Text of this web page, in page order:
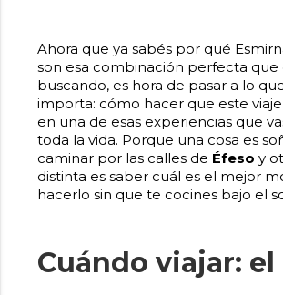
Ahora que ya sabés por qué
son esa combinación perfecta que
buscando, es hora de pasar a lo
importa: cómo hacer que este
en una de esas experiencias que
toda la vida. Porque una cosa es
caminar por las calles de Éfeso y
distinta es saber cuál es el mejor
hacerlo sin que te cocines bajo el
Cuándo viajar: el